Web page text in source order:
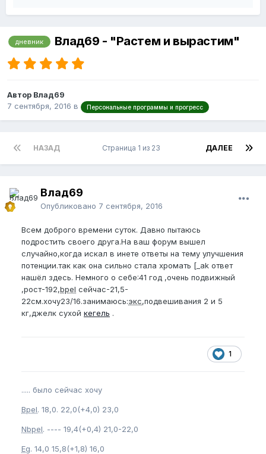
дневник Влад69 - "Растем и вырастим"
Автор Влад69
7 сентября, 2016 в Персональные программы и прогресс
НАЗАД ДАЛЕЕ
Страница 1 из 23
Влад69
Опубликовано 7 сентября, 2016
Всем доброго времени суток. Давно пытаюсь
подростить своего друга.На ваш форум вышел
случайно,когда искал в инете ответы на тему улучшения
потенции.так как она сильно стала хромать [_ak ответ
нашёл здесь. Немного о себе:41 год ,очень подвижный
,рост-192,bpel сейчас-21,5-
22см.хочу23/16.занимаюсь:экс,подвешивания 2 и 5
кг,джелк сухой кегель .
1
..... было сейчас хочу
Bpel. 18,0. 22,0(+4,0) 23,0
Nbpel. ---- 19,4(+0,4) 21,0-22,0
Eg. 14,0 15,8(+1,8) 16,0